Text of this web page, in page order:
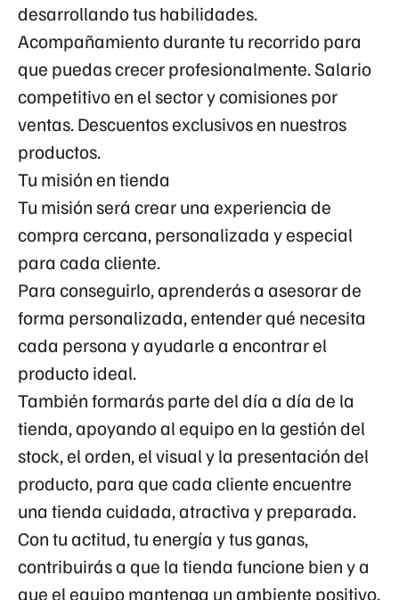
desarrollando tus habilidades.
Acompañamiento durante tu recorrido para
que puedas crecer profesionalmente. Salario
competitivo en el sector y comisiones por
ventas. Descuentos exclusivos en nuestros
productos.
Tu misión en tienda
Tu misión será crear una experiencia de
compra cercana, personalizada y especial
para cada cliente.
Para conseguirlo, aprenderás a asesorar de
forma personalizada, entender qué necesita
cada persona y ayudarle a encontrar el
producto ideal.
También formarás parte del día a día de la
tienda, apoyando al equipo en la gestión del
stock, el orden, el visual y la presentación del
producto, para que cada cliente encuentre
una tienda cuidada, atractiva y preparada.
Con tu actitud, tu energía y tus ganas,
contribuirás a que la tienda funcione bien y a
que el equipo mantenga un ambiente positivo.